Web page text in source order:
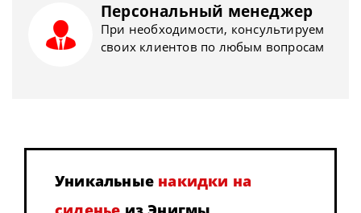
Персональный менеджер
При необходимости, консультируем
своих клиентов по любым вопросам
Уникальные накидки на